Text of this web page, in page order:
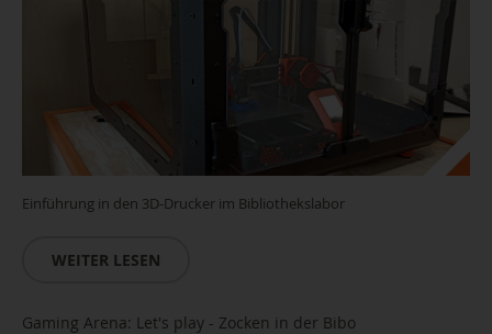
Einführung in den 3D-Drucker im Bibliothekslabor
WEITER LESEN
Gaming Arena: Let's play - Zocken in der Bibo